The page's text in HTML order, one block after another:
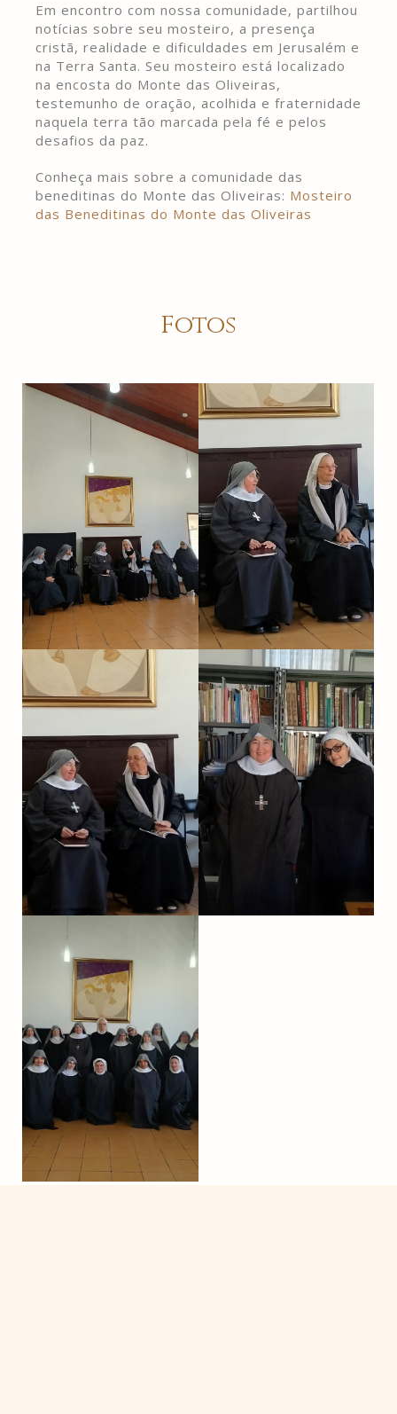
Em encontro com nossa comunidade, partilhou
notícias sobre seu mosteiro, a presença
cristã, realidade e dificuldades em Jerusalém e
na Terra Santa. Seu mosteiro está localizado
na encosta do Monte das Oliveiras,
testemunho de oração, acolhida e fraternidade
naquela terra tão marcada pela fé e pelos
desafios da paz.
Conheça mais sobre a comunidade das
beneditinas do Monte das Oliveiras: Mosteiro
das Beneditinas do Monte das Oliveiras
Fotos